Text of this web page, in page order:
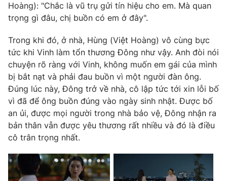
Góc doanh nghiệp
Truyền hình
Hậu trường
Nhân vật
Khán giả
Giải sao mai
Giải trí
Điện ảnh
Âm nhạc
Sao
Đời sống
Du lịch
Làm đẹp
Chất lượng cuộc sống
Giáo dục
Tuyển sinh
Học trực tuyến
Công nghệ
Sản phẩm
Giao lưu trực tuyến
Hoàng): "Chắc là vũ trụ gửi tín hiệu cho em. Mà quan
trọng gì đâu, chị buồn có em ở đây".
Trong khi đó, ở nhà, Hùng (Việt Hoàng) vô cùng bực
tức khi Vinh làm tổn thương Đông như vậy. Anh đòi nói
chuyện rõ ràng với Vinh, không muốn em gái của mình
bị bắt nạt và phải đau buồn vì một người đàn ông.
Đúng lúc này, Đông trở về nhà, cô lập tức tới xin lỗi bố
vì đã để ông buồn đúng vào ngày sinh nhật. Được bố
an ủi, được mọi người trong nhà bảo vệ, Đông nhận ra
bản thân vẫn được yêu thương rất nhiều và đó là điều
cô trân trọng nhất.